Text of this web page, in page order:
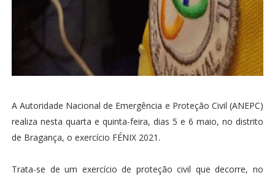
A Autoridade Nacional de Emergência e Proteção Civil (ANEPC)
realiza nesta quarta e quinta-feira, dias 5 e 6 maio, no distrito
de Bragança, o exercício FÉNIX 2021.
Trata-se de um exercício de proteção civil que decorre, no